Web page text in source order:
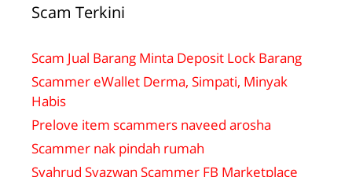
Scam Terkini
Scam Jual Barang Minta Deposit Lock Barang
Scammer eWallet Derma, Simpati, Minyak
Habis
Prelove item scammers naveed arosha
Scammer nak pindah rumah
Syahrud Syazwan Scammer FB Marketplace